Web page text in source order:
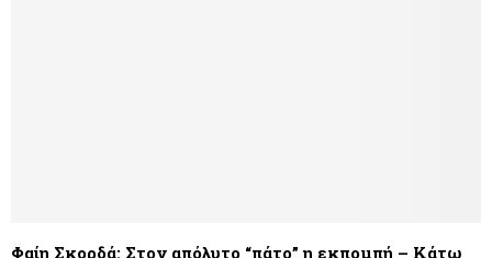
Φαίη Σκορδά: Στον απόλυτο “πάτο” η εκπομπή – Κάτω